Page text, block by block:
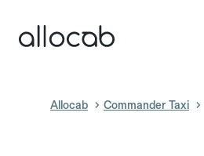
Allocab Commander Taxi